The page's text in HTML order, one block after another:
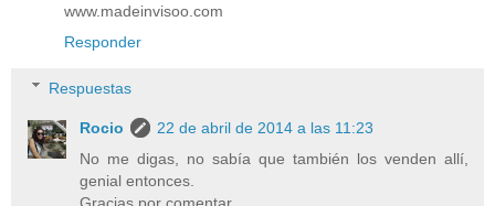
www.madeinvisoo.com
Responder
Respuestas
Rocio
22 de abril de 2014 a las 11:23
No me digas, no sabía que también los venden allí,
genial entonces.
Gracias por comentar.